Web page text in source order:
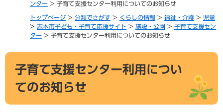
ンター > 子育て支援センター利用についてのお知らせ
トップページ > 分類でさがす > くらしの情報 > 福祉・介護 > 児童
> 志木市子ども・子育て応援サイト > 施設・公園 > 子育て支援セン
ター > 子育て支援センター利用についてのお知らせ
本
子育て支援センター利用につい
てのお知らせ